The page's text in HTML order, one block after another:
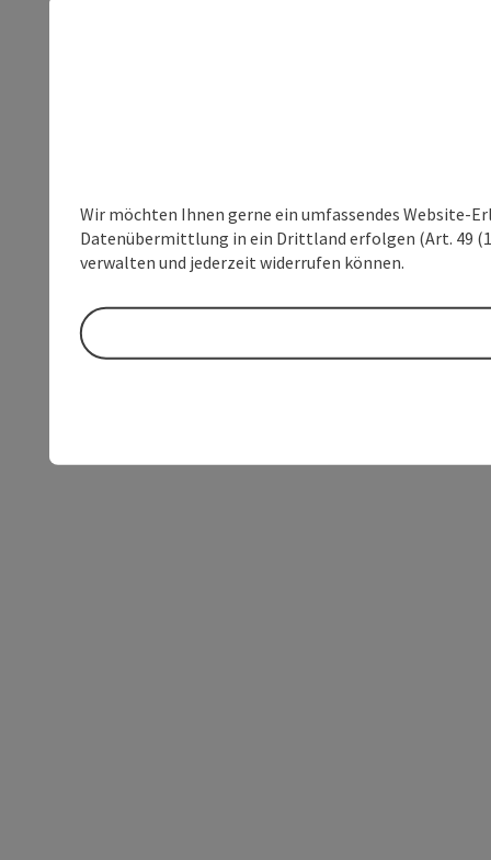
Wir möchten Ihnen gerne ein umfassendes Website-
Datenübermittlung in ein Drittland erfolgen (Art. 49
verwalten und jederzeit widerrufen können.